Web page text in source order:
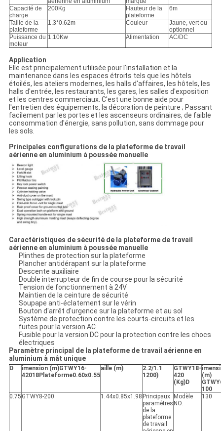
Capacité de
charge
200Kg
Hauteur de la
plateforme
6m
Taille de la
plateforme
1.3*0.62m Couleur
Jaune, vert ou
optionnel
Puissance du
moteur
1.10Kw Alimentation AC/DC
Application
Elle est principalement utilisée pour l'installation et la
maintenance dans les espaces étroits tels que les hôtels
étoilés, les ateliers modernes, les halls d'affaires, les hôtels, les
halls d'entrée, les restaurants, les gares, les salles d'exposition
et les centres commerciaux. C'est une bonne aide pour
l'entretien des équipements, la décoration de peinture ; Passant
facilement par les portes et les ascenseurs ordinaires, de faible
consommation d'énergie, sans pollution, sans dommage pour
les sols.
Principales configurations de la plateforme de travail
aérienne en aluminium à poussée manuelle
Caractéristiques de sécurité de la plateforme de travail
aérienne en aluminium à poussée manuelle
Plinthes de protection sur la plateforme
Plancher antidérapant sur la plateforme
Descente auxiliaire
Double interrupteur de fin de course pour la sécurité
Tension de fonctionnement à 24V
Maintien de la ceinture de sécurité
Soupape anti-éclatement sur le vérin
Bouton d'arrêt d'urgence sur la plateforme et au sol
Système de protection contre les courts-circuits et les
fuites pour la version AC
Fusible pour la version DC pour la protection contre les chocs
électriques
Paramètre principal de la plateforme de travail aérienne en
aluminium à mât unique
D imension (m)GTWY16-
42018Plateforme0.60x0.55
aille (m)
2.2/1.1
1200)
GTWY18-
420
(Kg)D
(m)
100
0.75 GTWY8-200 1.44x0.85x1.98 Principaux
paramètres
de la
plateforme
de travail
Modèle
NO.
130